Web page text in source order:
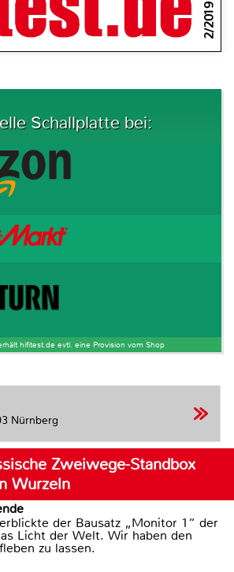
2/2019
Schallplatte bei:
hifitest.de evtl. eine Provision vom Shop
Nürnberg
Zweiwege-Standbox
Wurzeln
der Bausatz „Monitor 1“ der
Licht der Welt. Wir haben den
zu lassen.